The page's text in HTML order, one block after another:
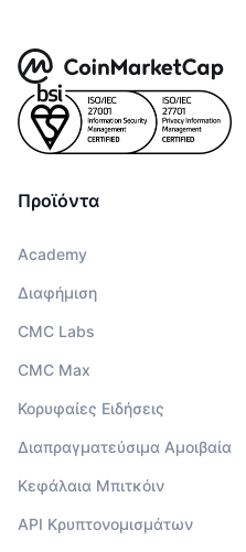
Προϊόντα
Academy
Διαφήμιση
CMC Labs
CMC Max
Κορυφαίες Ειδήσεις
Διαπραγματεύσιμα Αμοιβαία
Κεφάλαια Μπιτκόιν
API Κρυπτονομισμάτων